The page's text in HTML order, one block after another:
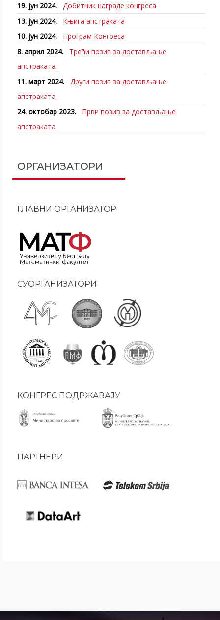
19. јун 2024.
Добитник награде конгреса
13. јун 2024.
Књига апстраката
10. јун 2024.
Програм Конгреса
8. април 2024.
Трећи позив за достављање
апстраката.
11. март 2024.
Други позив за достављање
апстраката.
24. октобар 2023.
Први позив за достављање
апстраката.
ОРГАНИЗАТОРИ
ГЛАВНИ ОРГАНИЗАТОР
СУОРГАНИЗАТОРИ
КОНГРЕС ПОДРЖАВАЈУ
ПАРТНЕРИ